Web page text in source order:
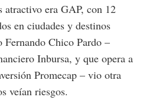
atractivo era GAP, con 12
en ciudades y destinos
Fernando Chico Pardo –
Inbursa, y que opera a
Promecap – vio otra
veían riesgos.